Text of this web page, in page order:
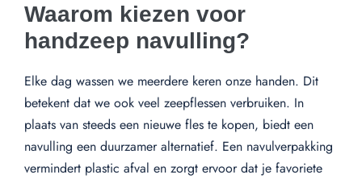
Waarom kiezen voor
handzeep navulling?
Elke dag wassen we meerdere keren onze handen. Dit
betekent dat we ook veel zeepflessen verbruiken. In
plaats van steeds een nieuwe fles te kopen, biedt een
navulling een duurzamer alternatief. Een navulverpakking
vermindert plastic afval en zorgt ervoor dat je favoriete